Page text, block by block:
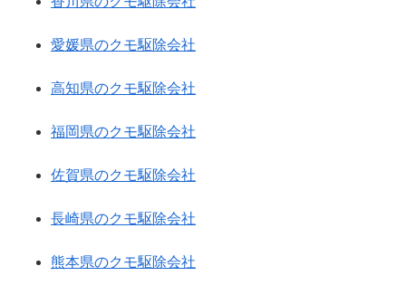
愛媛県のクモ駆除会社
高知県のクモ駆除会社
福岡県のクモ駆除会社
佐賀県のクモ駆除会社
長崎県のクモ駆除会社
熊本県のクモ駆除会社